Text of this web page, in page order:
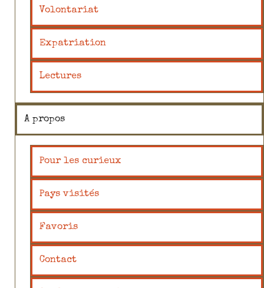
Volontariat
Expatriation
Lectures
A propos
Pour les curieux
Pays visités
Favoris
Contact